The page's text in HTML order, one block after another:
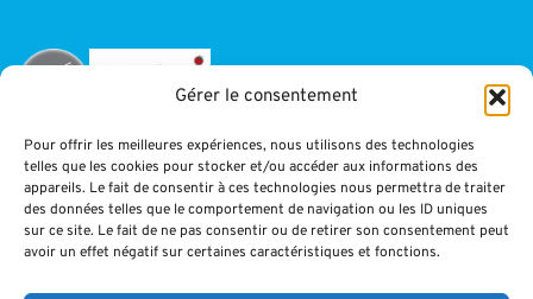
Gérer le consentement
Pour offrir les meilleures expériences, nous utilisons des technologies
telles que les cookies pour stocker et/ou accéder aux informations des
appareils. Le fait de consentir à ces technologies nous permettra de traiter
des données telles que le comportement de navigation ou les ID uniques
sur ce site. Le fait de ne pas consentir ou de retirer son consentement peut
avoir un effet négatif sur certaines caractéristiques et fonctions.
INFORMATIONS
Paiement